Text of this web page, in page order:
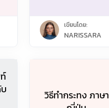
เขียนโดย:
NARISSARA
วิธีทำกระทง ภาษา